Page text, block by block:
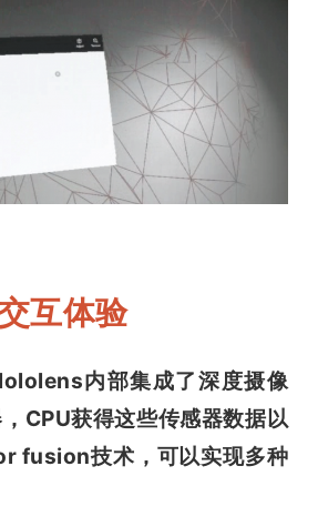
互体验
内部集成了深度摄像
CPU获得这些传感器数据以
fusion技术，可以实现多种